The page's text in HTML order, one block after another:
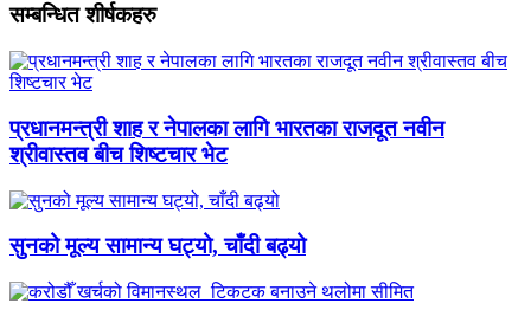
सम्बन्धित शीर्षकहरु
प्रधानमन्त्री शाह र नेपालका लागि भारतका राजदूत नवीन
श्रीवास्तव बीच शिष्टचार भेट
सुनको मूल्य सामान्य घट्यो, चाँदी बढ्यो